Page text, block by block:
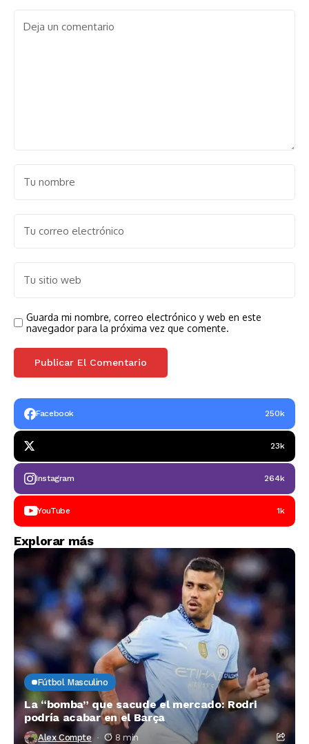
Guarda mi nombre, correo electrónico y web en este
navegador para la próxima vez que comente.
Facebook 250k
23k
Instagram 264k
YouTube 1k
Explorar más
Fútbol Masculino
La “bomba” que sacude el mercado: Rodri
podría acabar en el Barça
Alex Compte 8 min